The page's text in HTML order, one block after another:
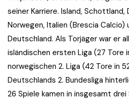
seiner Karriere. Island, Schottland,
Norwegen, Italien (Brescia
Deutschland. Als Torjäger war er
isländischen ersten Liga (27 Tore
norwegischen 2. Liga (42 Tore in
Deutschlands 2. Bundesliga
26 Spiele kamen in insgesamt drei